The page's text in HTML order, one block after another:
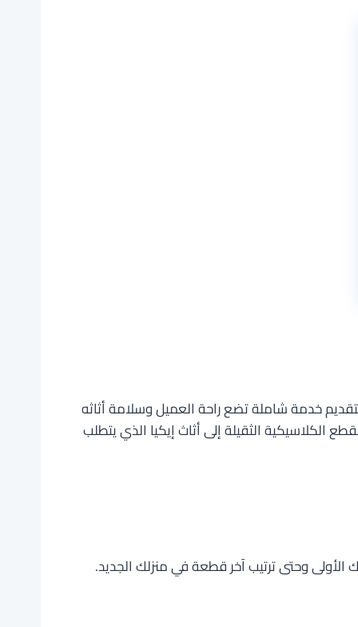
بتقديم خدمة شاملة تضع راحة العميل وسلامة أثاثه
الثقيلة إلى أثاث إيكيا الذي يتطلب
وحتى ترتيب آخر قطعة في منزلك الجديد.